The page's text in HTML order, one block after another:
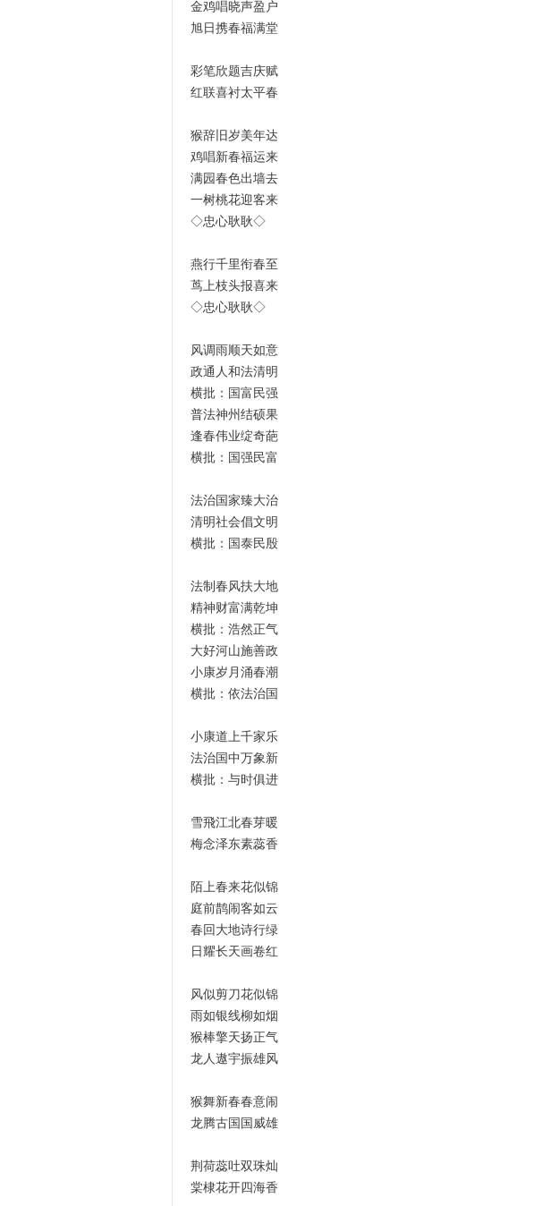
金鸡唱晓声盈户
旭日携春福满堂
彩笔欣题吉庆赋
红联喜衬太平春
猴辞旧岁美年达
鸡唱新春福运来
满园春色出墙去
一树桃花迎客来
◇忠心耿耿◇
燕行千里衔春至
茑上枝头报喜来
◇忠心耿耿◇
风调雨顺天如意
政通人和法清明
横批：国富民强
普法神州结硕果
逢春伟业绽奇葩
横批：国强民富
法治国家臻大治
清明社会倡文明
横批：国泰民殷
法制春风扶大地
精神财富满乾坤
横批：浩然正气
大好河山施善政
小康岁月涌春潮
横批：依法治国
小康道上千家乐
法治国中万象新
横批：与时俱进
雪飛江北春芽暖
梅念泽东素蕊香
陌上春来花似锦
庭前鹊闹客如云
春回大地诗行绿
日耀长天画卷红
风似剪刀花似锦
雨如银线柳如烟
猴棒擎天扬正气
龙人遨宇振雄风
猴舞新春春意闹
龙腾古国国威雄
荆荷蕊吐双珠灿
棠棣花开四海香